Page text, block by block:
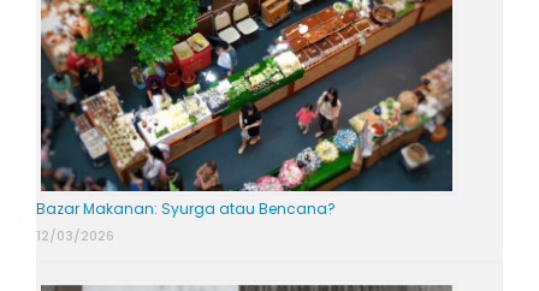
Bazar Makanan: Syurga atau Bencana?
12/03/2026